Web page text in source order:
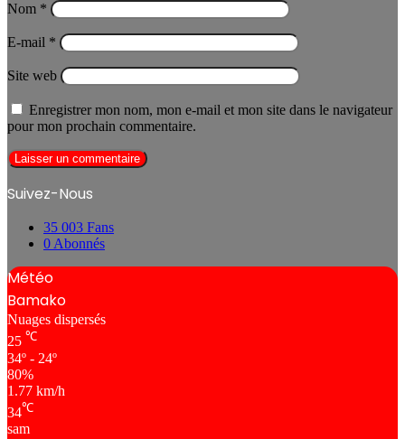
Nom *
E-mail *
Site web
Enregistrer mon nom, mon e-mail et mon site dans le navigateur
pour mon prochain commentaire.
Suivez-Nous
35 003 Fans
0 Abonnés
Météo
Bamako
Nuages ​​dispersés
25 ℃
34º - 24º
80%
1.77 km/h
34℃
sam